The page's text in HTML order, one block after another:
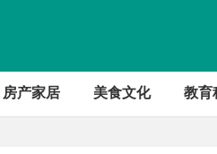
房产家居 美食文化 教育